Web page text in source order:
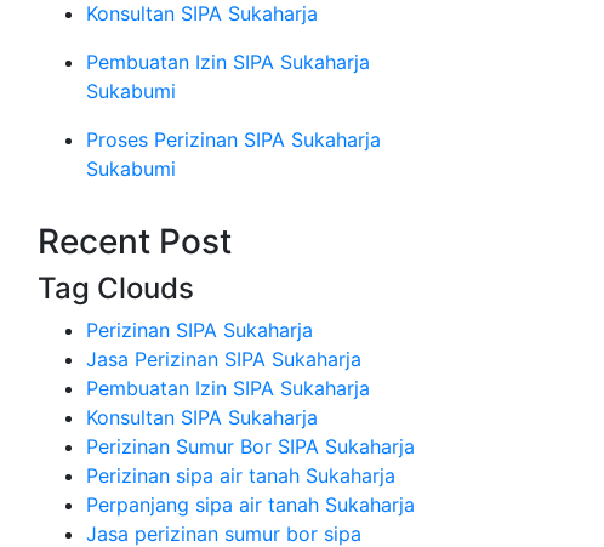
Konsultan SIPA Sukaharja
Pembuatan Izin SIPA Sukaharja
Sukabumi
Proses Perizinan SIPA Sukaharja
Sukabumi
Recent Post
Tag Clouds
Perizinan SIPA Sukaharja
Jasa Perizinan SIPA Sukaharja
Pembuatan Izin SIPA Sukaharja
Konsultan SIPA Sukaharja
Perizinan Sumur Bor SIPA Sukaharja
Perizinan sipa air tanah Sukaharja
Perpanjang sipa air tanah Sukaharja
Jasa perizinan sumur bor sipa